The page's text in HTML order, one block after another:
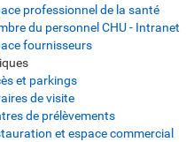
professionnel de la santé
du personnel CHU - Intranet
fournisseurs
et parkings
de visite
de prélèvements
et espace commercial